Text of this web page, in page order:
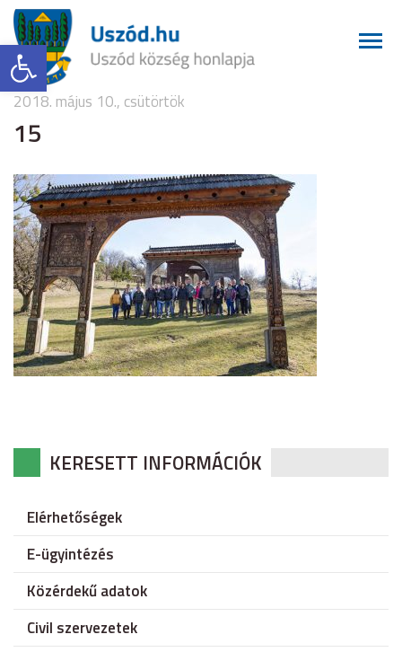
Eszköztár megnyitása
2018. május 10., csütörtök
15
KERESETT INFORMÁCIÓK
Elérhetőségek
E-ügyintézés
Közérdekű adatok
Civil szervezetek